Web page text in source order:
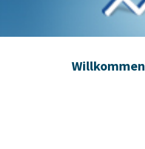
Willkommen